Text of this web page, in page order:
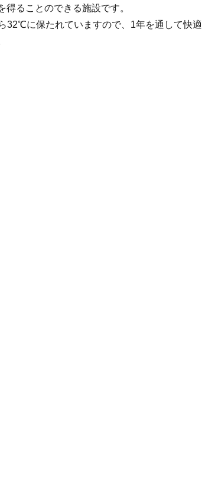
得ることのできる施設です。
32℃に保たれていますので、1年を通して快